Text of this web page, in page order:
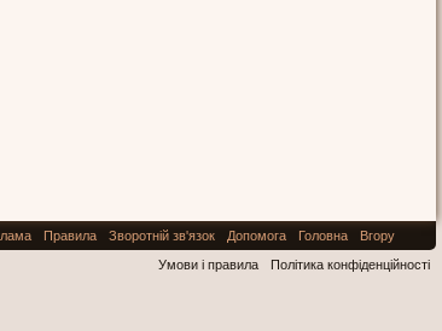
Правила Зворотній зв'язок Допомога Головна
Вгору
Умови і правила
Політика конфіденційності